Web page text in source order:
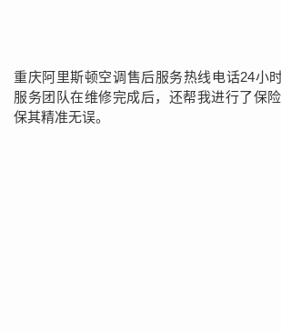
重庆阿里斯顿空调售后服务热线电话24小
服务团队在维修完成后，还帮我进行了保
保其精准无误。